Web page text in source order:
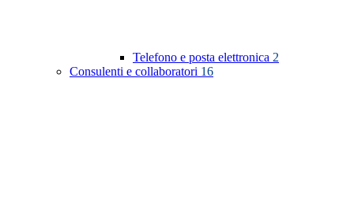
Telefono e posta elettronica 2
Consulenti e collaboratori 16